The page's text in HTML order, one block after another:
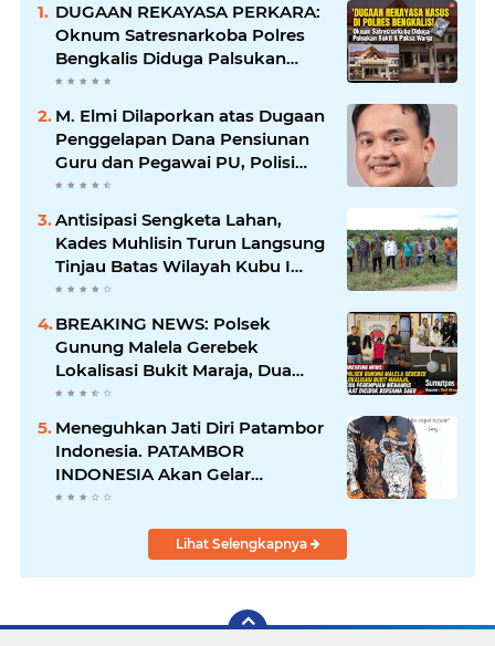
DUGAAN REKAYASA PERKARA:
Oknum Satresnarkoba Polres
Bengkalis Diduga Palsukan
Barang Bukti Hingga Paksa
Warga Hadir di TKP
M. Elmi Dilaporkan atas Dugaan
Penggelapan Dana Pensiunan
Guru dan Pegawai PU, Polisi
Pastikan Proses Hukum
Berjalan
Antisipasi Sengketa Lahan,
Kades Muhlisin Turun Langsung
Tinjau Batas Wilayah Kubu I
yang Diduga Diserobot PT Jatim
BREAKING NEWS: Polsek
Gunung Malela Gerebek
Lokalisasi Bukit Maraja, Dua
Perempuan Menangis Saat
Diciduk Bersama Sabu
Meneguhkan Jati Diri Patambor
Indonesia. PATAMBOR
INDONESIA Akan Gelar
RAKERNAS II Di Jakarta.
Lihat Selengkapnya